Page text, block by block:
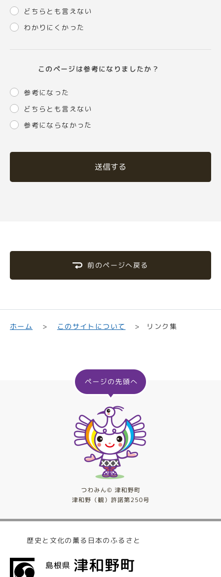
どちらとも言えない
わかりにくかった
このページは参考になりましたか？
参考になった
どちらとも言えない
参考にならなかった
送信する
前のページへ戻る
ホーム このサイトについて リンク集
歴史と文化の薫る日本のふるさと